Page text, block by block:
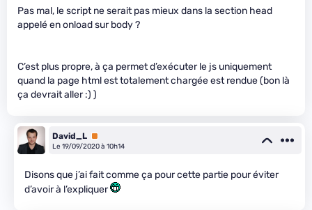
Pas mal, le script ne serait pas mieux dans la section head
appelé en onload sur body ?
C’est plus propre, à ça permet d’exécuter le js uniquement
quand la page html est totalement chargée est rendue (bon là
ça devrait aller :) )
David_L Premium
Le 19/09/2020 à 10h14
Disons que j’ai fait comme ça pour cette partie pour éviter
d’avoir à l’expliquer